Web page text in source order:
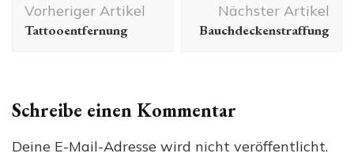
Vorheriger Artikel
Tattooentfernung
Nächster Artikel
Bauchdeckenstraffung
Schreibe einen Kommentar
Deine E-Mail-Adresse wird nicht veröffentlicht.